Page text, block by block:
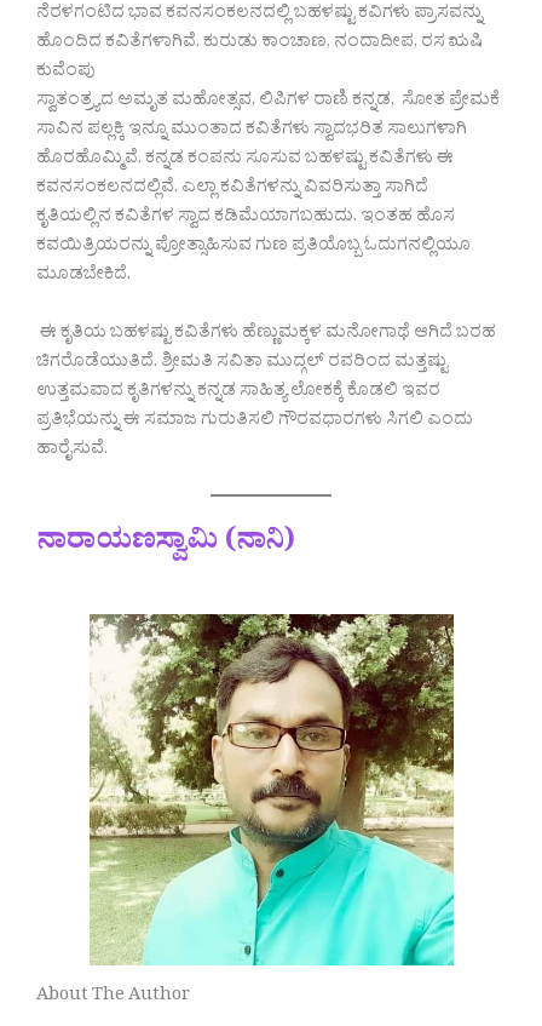
ನೆರಳಗಂಟಿದ ಭಾವ ಕವನಸಂಕಲನದಲ್ಲಿ ಬಹಳಷ್ಟು ಕವಿಗಳು ಪ್ರಾಸವನ್ನು
ಹೊಂದಿದ ಕವಿತೆಗಳಾಗಿವೆ. ಕುರುಡು ಕಾಂಚಾಣ, ನಂದಾದೀಪ, ರಸ ಋಷಿ
ಕುವೆಂಪು
ಸ್ವಾತಂತ್ರ್ಯದ ಅಮೃತ ಮಹೋತ್ಸವ, ಲಿಪಿಗಳ ರಾಣಿ ಕನ್ನಡ, ಸೋತ ಪ್ರೇಮಕೆ
ಸಾವಿನ ಪಲ್ಲಕ್ಕಿ ಇನ್ನೂ ಮುಂತಾದ ಕವಿತೆಗಳು ಸ್ವಾದಭರಿತ ಸಾಲುಗಳಾಗಿ
ಹೊರಹೊಮ್ಮಿವೆ. ಕನ್ನಡ ಕಂಪನು ಸೂಸುವ ಬಹಳಷ್ಟು ಕವಿತೆಗಳು ಈ
ಕವನಸಂಕಲನದಲ್ಲಿವೆ. ಎಲ್ಲಾ ಕವಿತೆಗಳನ್ನು ವಿವರಿಸುತ್ತಾ ಸಾಗಿದೆ
ಕೃತಿಯಲ್ಲಿನ ಕವಿತೆಗಳ ಸ್ವಾದ ಕಡಿಮೆಯಾಗಬಹುದು. ಇಂತಹ ಹೊಸ
ಕವಯಿತ್ರಿಯರನ್ನು ಪ್ರೋತ್ಸಾಹಿಸುವ ಗುಣ ಪ್ರತಿಯೊಬ್ಬ ಓದುಗನಲ್ಲಿಯೂ
ಮೂಡಬೇಕಿದೆ.
ಈ ಕೃತಿಯ ಬಹಳಷ್ಟು ಕವಿತೆಗಳು ಹೆಣ್ಣುಮಕ್ಕಳ ಮನೋಗಾಥೆ ಆಗಿದೆ ಬರಹ
ಚಿಗರೊಡೆಯುತಿದೆ. ಶ್ರೀಮತಿ ಸವಿತಾ ಮುದ್ಗಲ್ ರವರಿಂದ ಮತ್ತಷ್ಟು
ಉತ್ತಮವಾದ ಕೃತಿಗಳನ್ನು ಕನ್ನಡ ಸಾಹಿತ್ಯ ಲೋಕಕ್ಕೆ ಕೊಡಲಿ ಇವರ
ಪ್ರತಿಭೆಯನ್ನು ಈ ಸಮಾಜ ಗುರುತಿಸಲಿ ಗೌರವಧಾರಗಳು ಸಿಗಲಿ ಎಂದು
ಹಾರೈಸುವೆ.
ನಾರಾಯಣಸ್ವಾಮಿ (ನಾನಿ)
About The Author